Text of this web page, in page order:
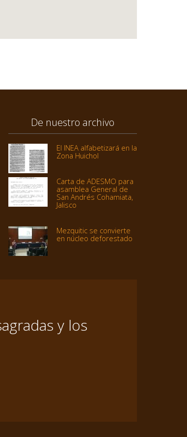
De nuestro archivo
El INEA alfabetizará en la
Zona Huichol
Carta de ADESMO para
asamblea General de
San Andrés Cohamiata,
Jalisco
Mezquitic se convierte
en núcleo deforestado
y los